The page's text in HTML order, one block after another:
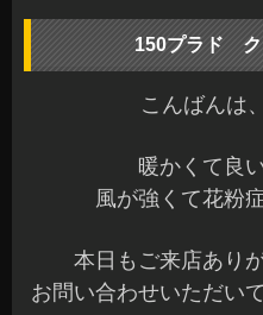
150プラド ク
こんばんは
暖かくて良
風が強くて花粉
本日もご来店あり
お問い合わせいただい